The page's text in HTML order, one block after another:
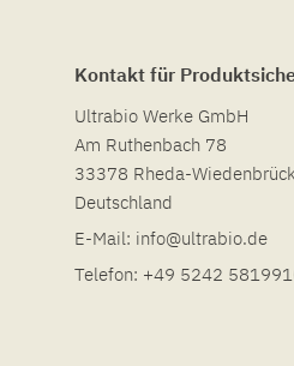
Kontakt für
Ultrabio Werke GmbH
Am Ruthenbach 78
33378 Rheda-Wiedenbrück
Deutschland
E-Mail: info@ultrabio.de
Telefon: +49 5242